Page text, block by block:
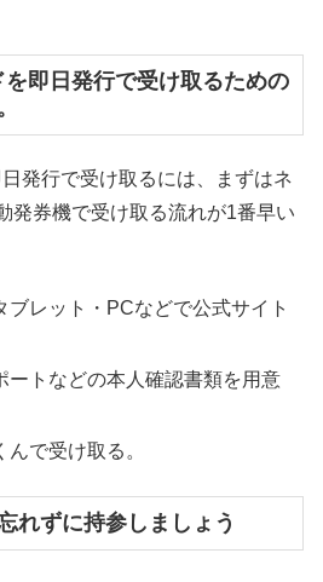
即日発行で受け取るための
発行で受け取るには、まずはネ
発券機で受け取る流れが1番早い
ブレット・PCなどで公式サイト
ートなどの本人確認書類を用意
で受け取る。
れずに持参しましょう